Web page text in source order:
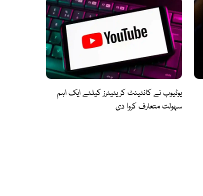
یوٹیوب نے کانٹینٹ کریئیٹرز کیلئے ایک اہم
سہولت متعارف کروا دی